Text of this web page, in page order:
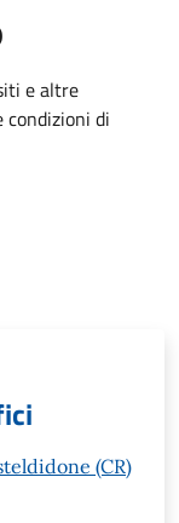
e altre
di
(CR)